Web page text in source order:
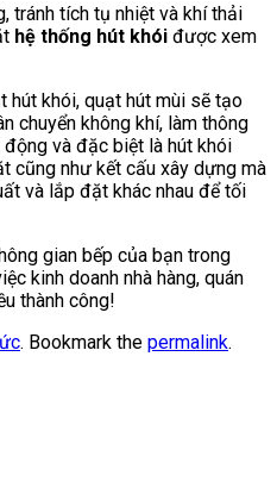
tránh tích tụ nhiệt và khí thải
hệ thống hút khói được xem
khói, quạt hút mùi sẽ tạo
chuyển không khí, làm thông
và đặc biệt là hút khói
cũng như kết cấu xây dựng mà
và lắp đặt khác nhau để tối
gian bếp của bạn trong
kinh doanh nhà hàng, quán
thành công!
. Bookmark the permalink.